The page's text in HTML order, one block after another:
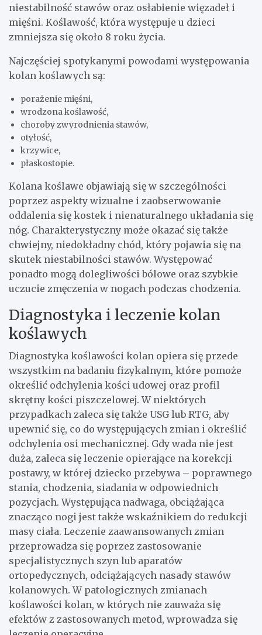
niestabilność stawów oraz osłabienie więzadeł i
mięśni. Koślawość, która występuje u dzieci
zmniejsza się około 8 roku życia.
Najczęściej spotykanymi powodami występowania
kolan koślawych są:
porażenie mięśni,
wrodzona koślawość,
choroby zwyrodnienia stawów,
otyłość,
krzywice,
płaskostopie.
Kolana koślawe objawiają się w szczególności
poprzez aspekty wizualne i zaobserwowanie
oddalenia się kostek i nienaturalnego układania się
nóg. Charakterystyczny może okazać się także
chwiejny, niedokładny chód, który pojawia się na
skutek niestabilności stawów. Występować
ponadto mogą dolegliwości bólowe oraz szybkie
uczucie zmęczenia w nogach podczas chodzenia.
Diagnostyka i leczenie kolan
koślawych
Diagnostyka koślawości kolan opiera się przede
wszystkim na badaniu fizykalnym, które pomoże
określić odchylenia kości udowej oraz profil
skrętny kości piszczelowej. W niektórych
przypadkach zaleca się także USG lub RTG, aby
upewnić się, co do występujących zmian i określić
odchylenia osi mechanicznej. Gdy wada nie jest
duża, zaleca się leczenie opierające na korekcji
postawy, w której dziecko przebywa – poprawnego
stania, chodzenia, siadania w odpowiednich
pozycjach. Występująca nadwaga, obciążająca
znacząco nogi jest także wskaźnikiem do redukcji
masy ciała. Leczenie zaawansowanych zmian
przeprowadza się poprzez zastosowanie
specjalistycznych szyn lub aparatów
ortopedycznych, odciążających nasady stawów
kolanowych. W patologicznych zmianach
koślawości kolan, w których nie zauważa się
efektów z zastosowanych metod, wprowadza się